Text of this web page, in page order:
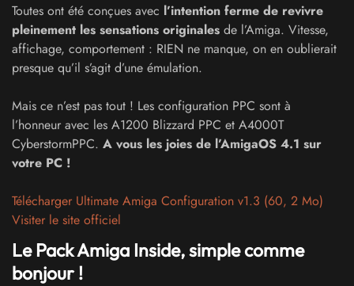
Toutes ont été conçues avec l’intention ferme de revivre
pleinement les sensations originales de l’Amiga. Vitesse,
affichage, comportement : RIEN ne manque, on en oublierait
presque qu’il s’agit d’une émulation.
Mais ce n’est pas tout ! Les configuration PPC sont à
l’honneur avec les A1200 Blizzard PPC et A4000T
CyberstormPPC. A vous les joies de l’AmigaOS 4.1 sur
votre PC !
Télécharger Ultimate Amiga Configuration v1.3 (60, 2 Mo)
Visiter le site officiel
Le Pack Amiga Inside, simple comme
bonjour !